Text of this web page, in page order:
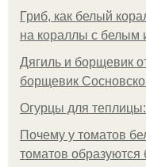
Гриб, как белый
на кораллы с белым
Дягиль и борщевик
борщевик
Огурцы для
Почему у томатов
томатов